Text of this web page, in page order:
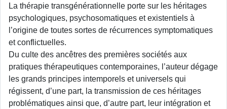
La thérapie transgénérationnelle porte sur les héritages
psychologiques, psychosomatiques et existentiels à
l’origine de toutes sortes de récurrences symptomatiques
et conflictuelles.
Du culte des ancêtres des premières sociétés aux
pratiques thérapeutiques contemporaines, l’auteur dégage
les grands principes intemporels et universels qui
régissent, d’une part, la transmission de ces héritages
problématiques ainsi que, d’autre part, leur intégration et